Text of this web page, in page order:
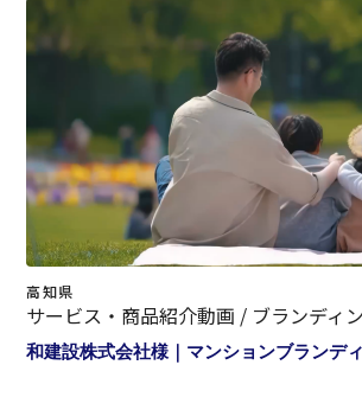
高知県
サービス・商品紹介動画 / ブランディ
和建設株式会社様｜マンションブランデ